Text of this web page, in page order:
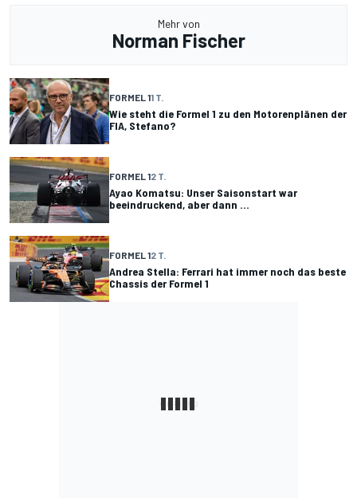
Mehr von
Norman Fischer
FORMEL 11 T.
Wie steht die Formel 1 zu den Motorenplänen der
FIA, Stefano?
FORMEL 12 T.
Ayao Komatsu: Unser Saisonstart war
beeindruckend, aber dann ...
FORMEL 12 T.
Andrea Stella: Ferrari hat immer noch das beste
Chassis der Formel 1